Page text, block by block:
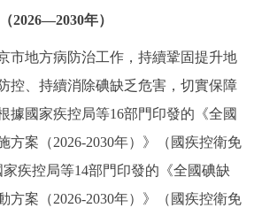
（2026—2030年）
地方病防治工作，持續鞏固提升地
控、持續消除碘缺乏危害，切實保障
據國家疾控局等16部門印發的《全國
方案（2026-2030年）》（國疾控衛免
家疾控局等14部門印發的《全國碘缺
方案（2026-2030年）》（國疾控衛免